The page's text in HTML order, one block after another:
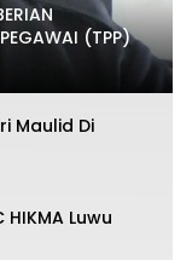
(TPP)
Maulid Di
Luwu